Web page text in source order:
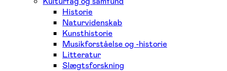
Historie
Naturvidenskab
Kunsthistorie
Musikforståelse og -historie
Litteratur
Slægtsforskning